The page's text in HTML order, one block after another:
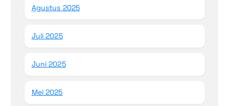
Agustus 2025
Juli 2025
Juni 2025
Mei 2025